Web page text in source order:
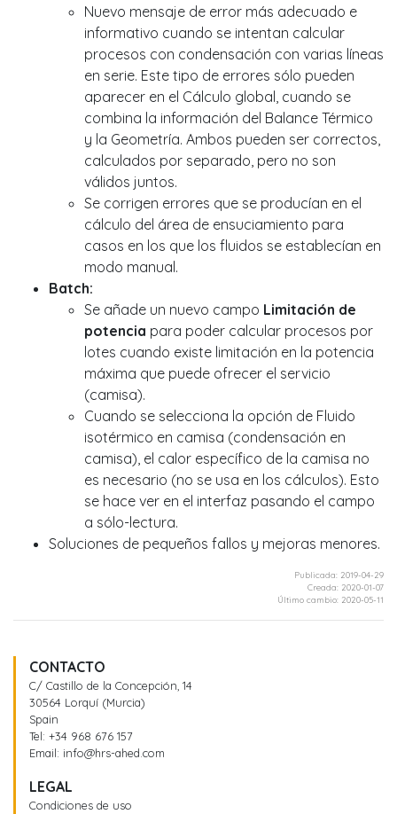
Nuevo mensaje de error más adecuado e
informativo cuando se intentan calcular
procesos con condensación con varias líneas
en serie. Este tipo de errores sólo pueden
aparecer en el Cálculo global, cuando se
combina la información del Balance Térmico
y la Geometría. Ambos pueden ser correctos,
calculados por separado, pero no son
válidos juntos.
Se corrigen errores que se producían en el
cálculo del área de ensuciamiento para
casos en los que los fluidos se establecían en
modo manual.
Batch:
Se añade un nuevo campo Limitación de
potencia para poder calcular procesos por
lotes cuando existe limitación en la potencia
máxima que puede ofrecer el servicio
(camisa).
Cuando se selecciona la opción de Fluido
isotérmico en camisa (condensación en
camisa), el calor específico de la camisa no
es necesario (no se usa en los cálculos). Esto
se hace ver en el interfaz pasando el campo
a sólo-lectura.
Soluciones de pequeños fallos y mejoras menores.
Publicada: 2019-04-29
Creada: 2020-01-07
Último cambio: 2020-05-11
CONTACTO
C/ Castillo de la Concepción, 14
30564 Lorquí (Murcia)
Spain
Tel: +34 968 676 157
Email: info@hrs-ahed.com
LEGAL
Condiciones de uso